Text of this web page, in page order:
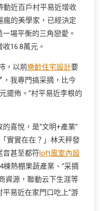
動近百戶村平易近增收
瘋的美學家，已經決定
場平衡的三角戀愛。
16.8萬元。
，以前樂齡住宅設計要
我專門搞采摘，比今
擺佈。”村平易近李根的
喜悅，是“文明+產業”
實實在在？」林天秤發
音甚至都符loft風室內設
熱棚果蔬產業、“采摘
資源，聯動云下生涯等
易近在家門口吃上“游